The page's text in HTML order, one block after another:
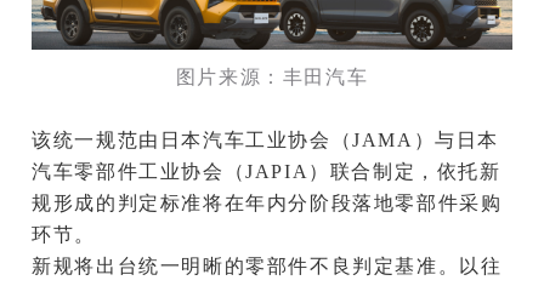
图片来源：丰田汽车
该统一规范由日本汽车工业协会（JAMA）与日本
汽车零部件工业协会（JAPIA）联合制定，依托新
规形成的判定标准将在年内分阶段落地零部件采购
环节。
新规将出台统一明晰的零部件不良判定基准。以往